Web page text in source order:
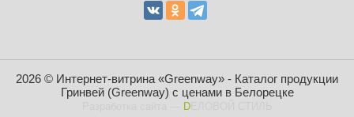
2026 © Интернет-витрина «Greenway» - Каталог продукции
Гринвей (Greenway) с ценами в Белорецке
DЕЛОВОЙ СТИЛЬ